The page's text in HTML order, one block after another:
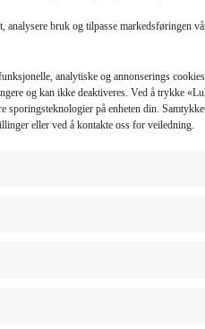
analysere bruk og tilpasse markedsføringen
analytiske og annonserings
og kan ikke deaktiveres. Ved å trykke
sporingsteknologier på enheten din.
eller ved å kontakte oss for veiledning.